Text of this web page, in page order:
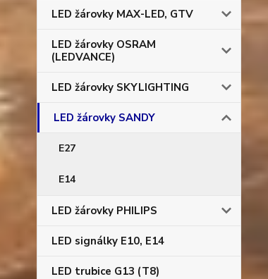
LED žárovky MAX-LED, GTV
LED žárovky OSRAM
(LEDVANCE)
LED žárovky SKYLIGHTING
LED žárovky SANDY
E27
E14
LED žárovky PHILIPS
LED signálky E10, E14
LED trubice G13 (T8)